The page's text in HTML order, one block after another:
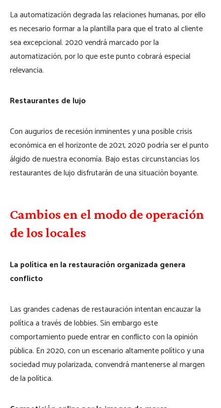
La automatización degrada las relaciones humanas, por ello
es necesario formar a la plantilla para que el trato al cliente
sea excepcional. 2020 vendrá marcado por la
automatización, por lo que este punto cobrará especial
relevancia.
Restaurantes de lujo
Con augurios de recesión inminentes y una posible crisis
económica en el horizonte de 2021, 2020 podría ser el punto
álgido de nuestra economía. Bajo estas circunstancias los
restaurantes de lujo disfrutarán de una situación boyante.
Cambios en el modo de operación
de los locales
La política en la restauración organizada genera
conflicto
Las grandes cadenas de restauración intentan encauzar la
política a través de lobbies. Sin embargo este
comportamiento puede entrar en conflicto con la opinión
pública. En 2020, con un escenario altamente político y una
sociedad muy polarizada, convendrá mantenerse al margen
de la política.